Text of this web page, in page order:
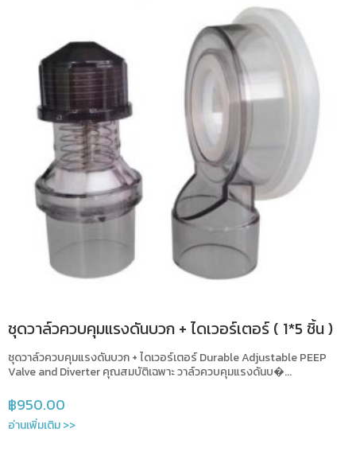
ชุดวาล์วควบคุมแรงดันบวก + ไดเวอร์เตอร์ ( 1*5 ชิ้น )
ชุดวาล์วควบคุมแรงดันบวก + ไดเวอร์เตอร์ Durable Adjustable PEEP
Valve and Diverter คุณสมบัติเฉพาะ วาล์วควบคุมแรงดันบ�...
฿950.00
อ่านเพิ่มเติม >>